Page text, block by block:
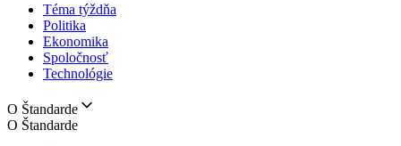
Téma týždňa
Politika
Ekonomika
Spoločnosť
Technológie
O Štandarde
O Štandarde